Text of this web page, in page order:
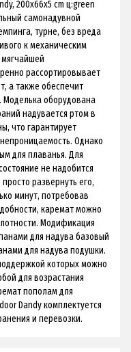
200х66х5 cm ц:green
самонадувной
турне, без вреда
к механическим
рассортировывает
а также обеспечит
оборудована
надувается ртом в
что гарантирует
Однако
для плаванья. Для
не надобится
развернуть его,
минут, потребовав
каремат можно
Модификация
для надува базовый
для надува подушки.
которых можно
для возрастания
пополам для
Dandy комплектуется
и перевозки.